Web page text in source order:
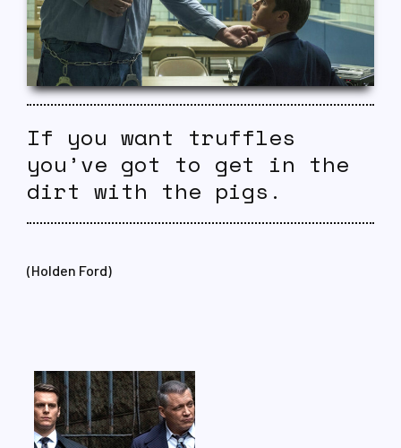
If you want truffles
you’ve got to get in the
dirt with the pigs.
(Holden Ford)